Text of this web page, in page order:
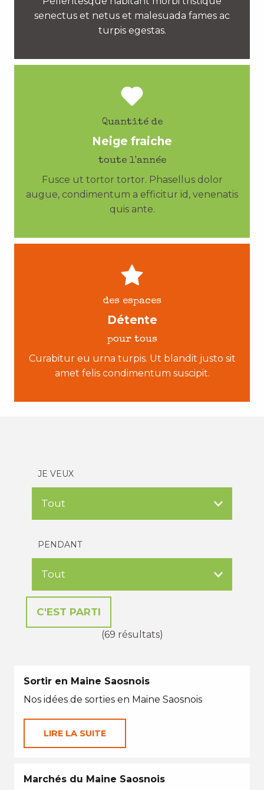
senectus et netus et malesuada fames ac
turpis egestas.
Quantité de
Neige fraiche
toute l'année
Fusce ut tortor tortor. Phasellus dolor
augue, condimentum a efficitur id, venenatis
quis ante.
des espaces
Détente
pour tous
Curabitur eu urna turpis. Ut blandit justo sit
amet felis condimentum suscipit.
JE VEUX
PENDANT
(69 résultats)
Sortir en Maine Saosnois
Nos idées de sorties en Maine Saosnois
LIRE LA SUITE
Marchés du Maine Saosnois